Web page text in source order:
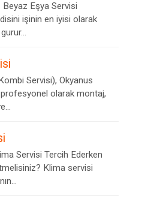
Beyaz Eşya Servisi
işinin en iyisi olarak
Servisi), Okyanus
profesyonel olarak montaj,
Servisi Tercih Ederken
Klima servisi